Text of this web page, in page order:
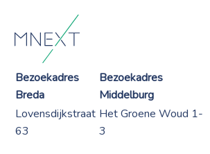
Bezoekadres
Breda
Bezoekadres
Middelburg
Lovensdijkstraat
63
Het Groene Woud 1-
3